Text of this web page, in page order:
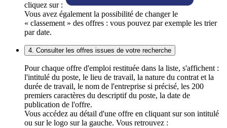
cliquez sur :
Vous avez également la possibilité de changer le
« classement » des offres : vous pouvez par exemple les trier
par date.
4. Consulter les offres issues de votre recherche
Pour chaque offre d'emploi restituée dans la liste, s'affichent :
l'intitulé du poste, le lieu de travail, la nature du contrat et la
durée de travail, le nom de l'entreprise si précisé, les 200
premiers caractères du descriptif du poste, la date de
publication de l'offre.
Vous accédez au détail d'une offre en cliquant sur son intitulé
ou sur le logo sur la gauche. Vous retrouvez :